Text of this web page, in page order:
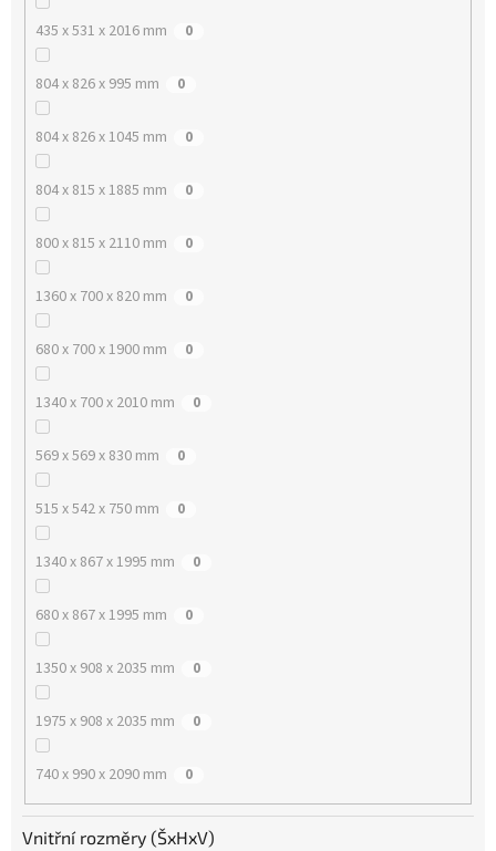
435 x 531 x 2016 mm 0
804 x 826 x 995 mm 0
804 x 826 x 1045 mm 0
804 x 815 x 1885 mm 0
800 x 815 x 2110 mm 0
1360 x 700 x 820 mm 0
680 x 700 x 1900 mm 0
1340 x 700 x 2010 mm 0
569 x 569 x 830 mm 0
515 x 542 x 750 mm 0
1340 x 867 x 1995 mm 0
680 x 867 x 1995 mm 0
1350 x 908 x 2035 mm 0
1975 x 908 x 2035 mm 0
740 x 990 x 2090 mm 0
Vnitřní rozměry (ŠxHxV)